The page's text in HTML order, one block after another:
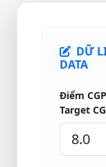
DỮ
DATA
Điểm
Target